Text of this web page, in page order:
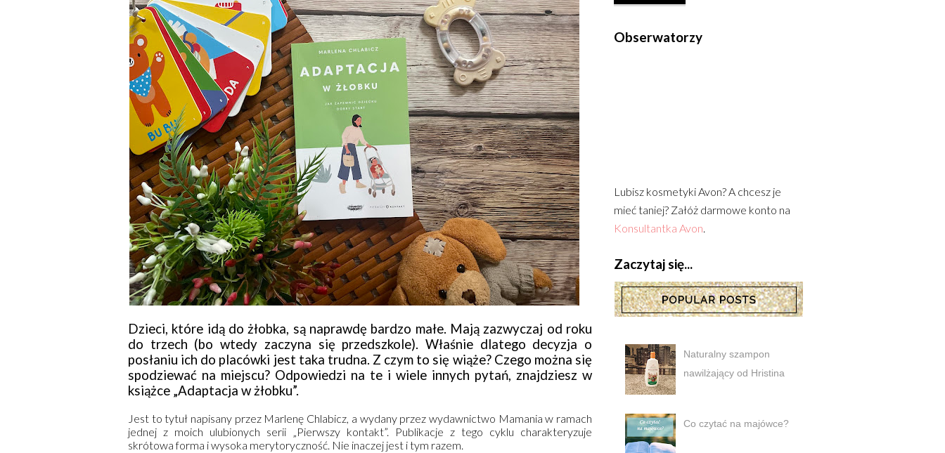
Dzieci, które idą do żłobka, są naprawdę bardzo małe. Mają zazwyczaj od roku
do trzech (bo wtedy zaczyna się przedszkole). Właśnie dlatego decyzja o
posłaniu ich do placówki jest taka trudna. Z czym to się wiąże? Czego można się
spodziewać na miejscu? Odpowiedzi na te i wiele innych pytań, znajdziesz w
książce „Adaptacja w żłobku”.
Jest to tytuł napisany przez Marlenę Chlabicz, a wydany przez wydawnictwo Mamania w ramach
jednej z moich ulubionych serii „Pierwszy kontakt”. Publikacje z tego cyklu charakteryzuje
skrótowa forma i wysoka merytoryczność. Nie inaczej jest i tym razem.
Obserwatorzy
Lubisz kosmetyki Avon? A chcesz je
mieć taniej? Załóż darmowe konto na
Konsultantka Avon.
Zaczytaj się...
Naturalny szampon
nawilżający od Hristina
Co czytać na majówce?